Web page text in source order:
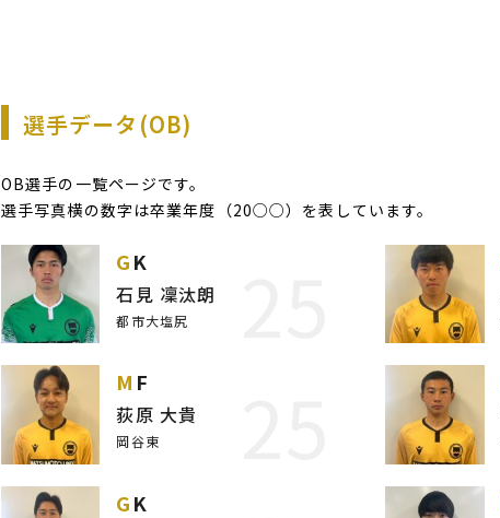
選手データ(OB)
OB選手の一覧ページです。
選手写真横の数字は卒業年度（20○○）を表しています。
GK
石見 凜汰朗
都市大塩尻
MF
荻原 大貴
岡谷東
GK